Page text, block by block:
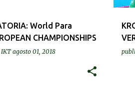
World Para
CHAMPIONSHIPS
agosto 01, 2018